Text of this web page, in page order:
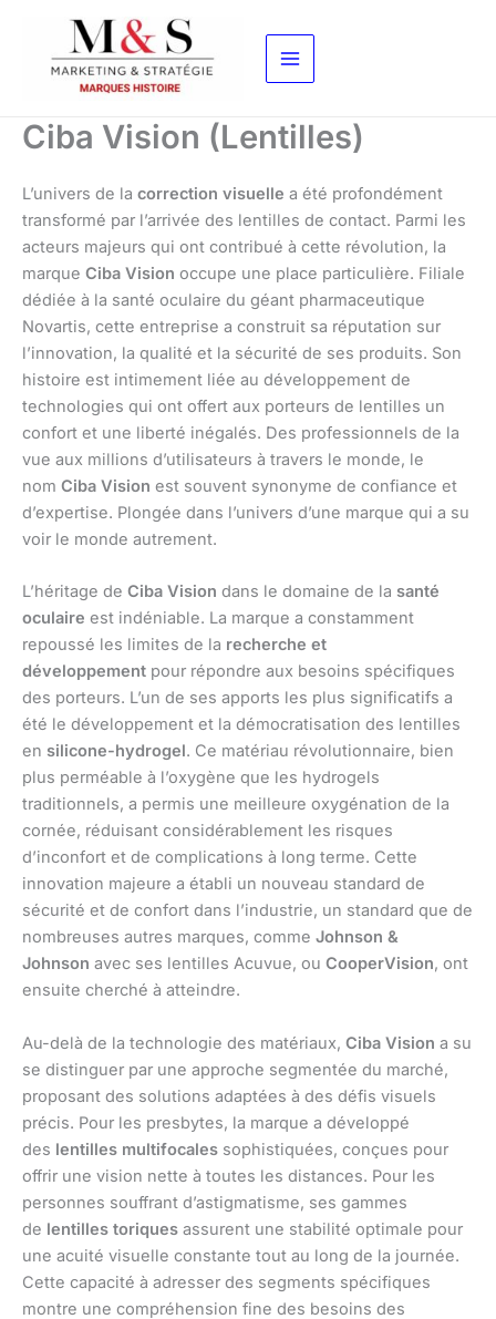
contenu
Ciba Vision (Lentilles)
L’univers de la correction visuelle a été profondément
transformé par l’arrivée des lentilles de contact. Parmi les
acteurs majeurs qui ont contribué à cette révolution, la
marque Ciba Vision occupe une place particulière. Filiale
dédiée à la santé oculaire du géant pharmaceutique
Novartis, cette entreprise a construit sa réputation sur
l’innovation, la qualité et la sécurité de ses produits. Son
histoire est intimement liée au développement de
technologies qui ont offert aux porteurs de lentilles un
confort et une liberté inégalés. Des professionnels de la
vue aux millions d’utilisateurs à travers le monde, le
nom Ciba Vision est souvent synonyme de confiance et
d’expertise. Plongée dans l’univers d’une marque qui a su
voir le monde autrement.
L’héritage de Ciba Vision dans le domaine de la santé
oculaire est indéniable. La marque a constamment
repoussé les limites de la recherche et
développement pour répondre aux besoins spécifiques
des porteurs. L’un de ses apports les plus significatifs a
été le développement et la démocratisation des lentilles
en silicone-hydrogel. Ce matériau révolutionnaire, bien
plus perméable à l’oxygène que les hydrogels
traditionnels, a permis une meilleure oxygénation de la
cornée, réduisant considérablement les risques
d’inconfort et de complications à long terme. Cette
innovation majeure a établi un nouveau standard de
sécurité et de confort dans l’industrie, un standard que de
nombreuses autres marques, comme Johnson &
Johnson avec ses lentilles Acuvue, ou CooperVision, ont
ensuite cherché à atteindre.
Au-delà de la technologie des matériaux, Ciba Vision a su
se distinguer par une approche segmentée du marché,
proposant des solutions adaptées à des défis visuels
précis. Pour les presbytes, la marque a développé
des lentilles multifocales sophistiquées, conçues pour
offrir une vision nette à toutes les distances. Pour les
personnes souffrant d’astigmatisme, ses gammes
de lentilles toriques assurent une stabilité optimale pour
une acuité visuelle constante tout au long de la journée.
Cette capacité à adresser des segments spécifiques
montre une compréhension fine des besoins des